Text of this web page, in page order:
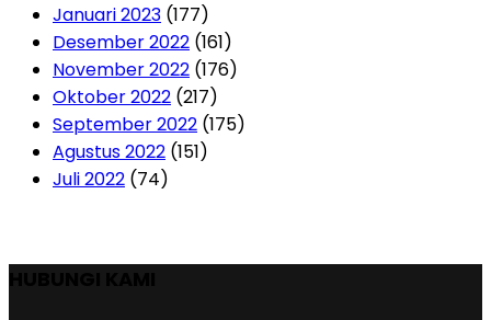
Januari 2023 (177)
Desember 2022 (161)
November 2022 (176)
Oktober 2022 (217)
September 2022 (175)
Agustus 2022 (151)
Juli 2022 (74)